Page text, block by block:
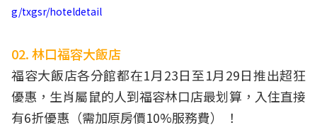
g/txgsr/hoteldetail
02. 林口福容大飯店
福容大飯店各分館都在1月23日至1月29日推出超狂
優惠，生肖屬鼠的人到福容林口店最划算，入住直接
有6折優惠（需加原房價10%服務費） ！